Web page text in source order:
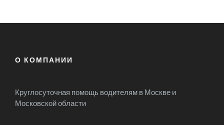
О КОМПАНИИ
Круглосуточная помощь водителям в Москве и
Московской области